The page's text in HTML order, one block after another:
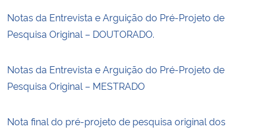
Planalto
Notas da Entrevista e Arguição do Pré-Projeto de
Pesquisa Original – DOUTORADO.
Notas da Entrevista e Arguição do Pré-Projeto de
Pesquisa Original – MESTRADO
Nota final do pré-projeto de pesquisa original dos